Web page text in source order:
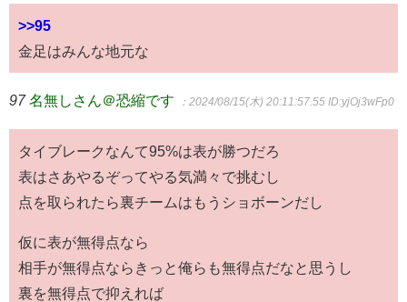
>>95
金足はみんな地元な
97 名無しさん＠恐縮です ：2024/08/15(木) 20:11:57.55 ID:yjOj3wFp0
タイブレークなんて95%は表が勝つだろ
表はさあやるぞってやる気満々で挑むし
点を取られたら裏チームはもうショボーンだし
仮に表が無得点なら
相手が無得点ならきっと俺らも無得点だなと思うし
裏を無得点で抑えれば